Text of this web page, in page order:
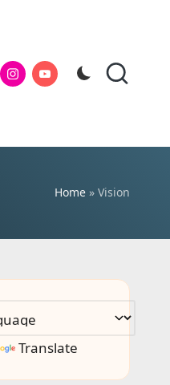
instagram.com
youtube.com
Home » Vision
Translate